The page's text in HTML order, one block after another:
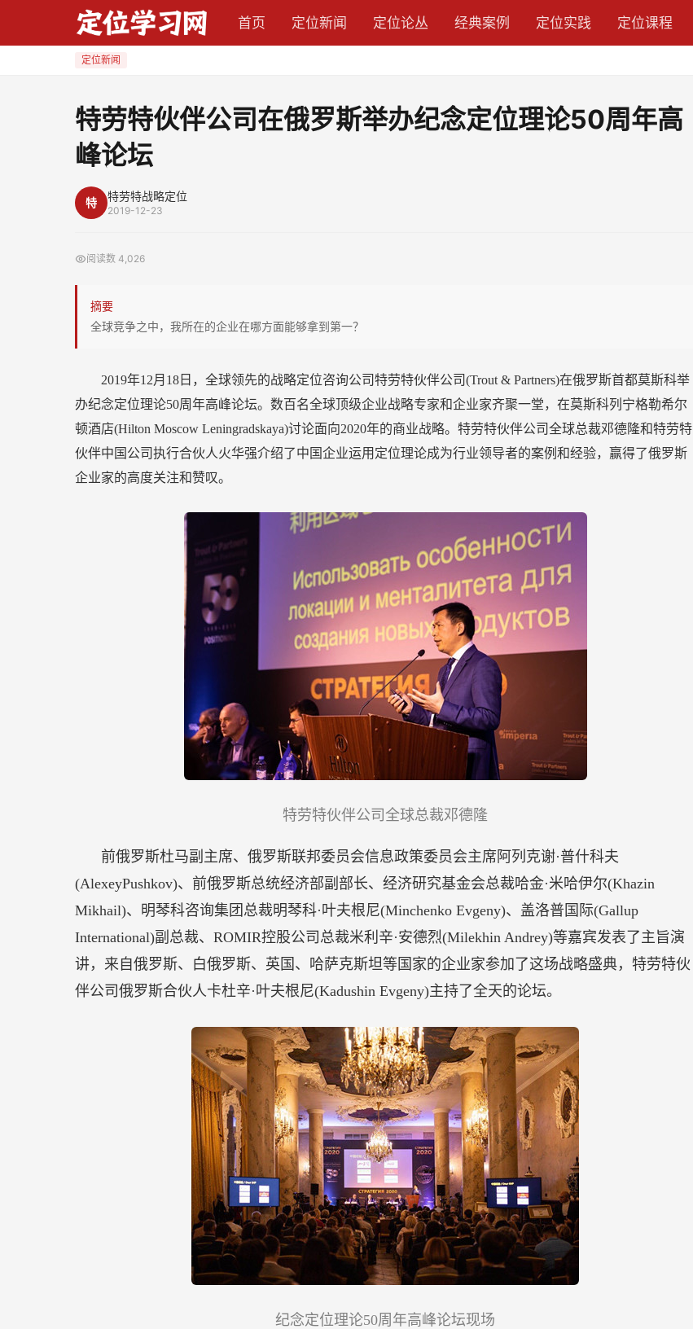
首页 定位新闻 定位论丛 经典案例 定位实践 定位课程
定位新闻
特劳特伙伴公司在俄罗斯举办纪念定位理论50周年高
峰论坛
特 特劳特战略定位
2019-12-23
阅读数 4,026
摘要
全球竞争之中，我所在的企业在哪方面能够拿到第一？
2019年12月18日，全球领先的战略定位咨询公司特劳特伙伴公司(Trout & Partners)在俄罗斯首都莫斯科举
办纪念定位理论50周年高峰论坛。数百名全球顶级企业战略专家和企业家齐聚一堂，在莫斯科列宁格勒希尔
顿酒店(Hilton Moscow Leningradskaya)讨论面向2020年的商业战略。特劳特伙伴公司全球总裁邓德隆和特劳特
伙伴中国公司执行合伙人火华强介绍了中国企业运用定位理论成为行业领导者的案例和经验，赢得了俄罗斯
企业家的高度关注和赞叹。
特劳特伙伴公司全球总裁邓德隆
前俄罗斯杜马副主席、俄罗斯联邦委员会信息政策委员会主席阿列克谢·普什科夫
(AlexeyPushkov)、前俄罗斯总统经济部副部长、经济研究基金会总裁哈金·米哈伊尔(Khazin
Mikhail)、明琴科咨询集团总裁明琴科·叶夫根尼(Minchenko Evgeny)、盖洛普国际(Gallup
International)副总裁、ROMIR控股公司总裁米利辛·安德烈(Milekhin Andrey)等嘉宾发表了主旨演
讲，来自俄罗斯、白俄罗斯、英国、哈萨克斯坦等国家的企业家参加了这场战略盛典，特劳特伙
伴公司俄罗斯合伙人卡杜辛·叶夫根尼(Kadushin Evgeny)主持了全天的论坛。
纪念定位理论50周年高峰论坛现场